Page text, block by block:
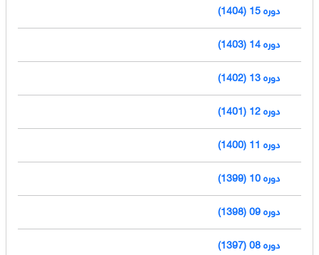
دوره 15 (1404)
دوره 14 (1403)
دوره 13 (1402)
دوره 12 (1401)
دوره 11 (1400)
دوره 10 (1399)
دوره 09 (1398)
دوره 08 (1397)